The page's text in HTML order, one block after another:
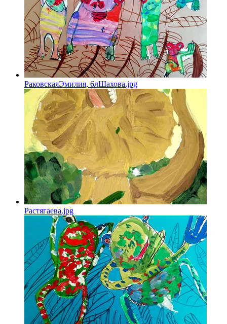
РаковскаяЭмилия, 6лШахова.jpg
Растягаева.jpg